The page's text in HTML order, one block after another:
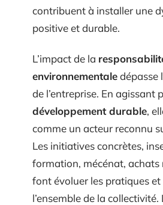
contribuent à installer une
positive et durable.
L’impact de la
environnementaledépasse
de l’entreprise. En agissant
développement durable,
comme un acteur reconnu
Les initiatives concrètes,
formation, mécénat, achats
font évoluer les pratiques
l’ensemble de la